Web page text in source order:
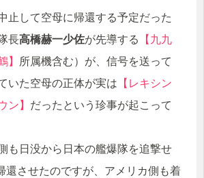
止して空母に帰還する予定だった
長高橋赫一少佐が先導する
【九九
】
所属機含む）が、信号を送って
いた空母の正体が実は 【レキシン
ン】 だったという珍事が起こって
も日没から日本の艦爆隊を追撃せ
還させたのですが、アメリカ側も着